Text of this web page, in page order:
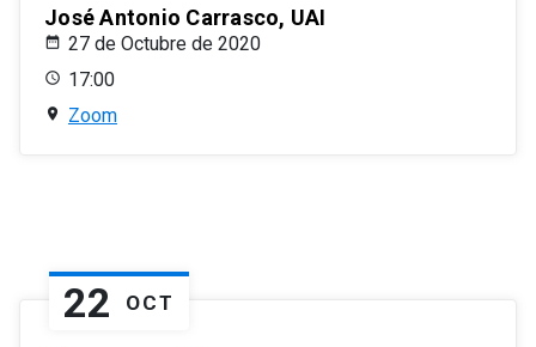
José Antonio Carrasco, UAI
27 de Octubre de 2020
17:00
Zoom
22 OCT